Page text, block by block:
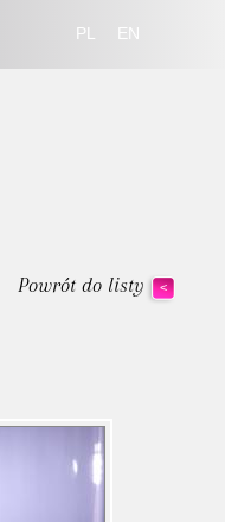
PL EN
Powrót do listy <